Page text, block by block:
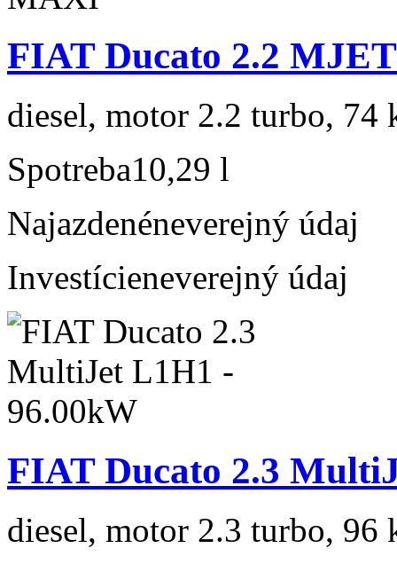
FIAT Ducato 2.2
diesel, motor 2.2 turbo, 74
Spotreba10,29 l
Najazdenéneverejný údaj
Investícieneverejný údaj
FIAT Ducato 2.3
diesel, motor 2.3 turbo, 96